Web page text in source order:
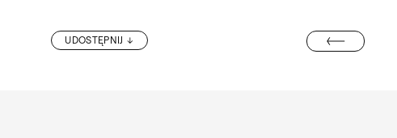
UDOSTĘPNIJ SCIENTIA & INTUITIO. WYSTAWA